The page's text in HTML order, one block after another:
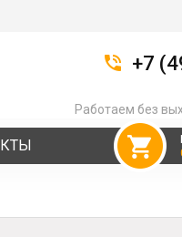
+7
Работаем без